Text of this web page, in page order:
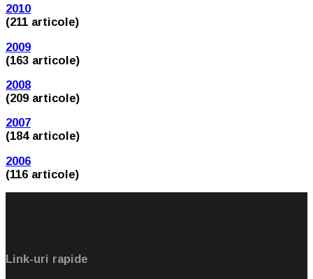
2010
(211 articole)
2009
(163 articole)
2008
(209 articole)
2007
(184 articole)
2006
(116 articole)
Link-uri rapide